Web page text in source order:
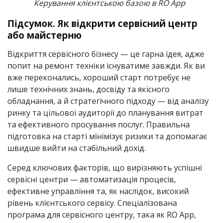
Керування клієнтською базою в RO App
Підсумок. Як відкрити сервісний центр
або майстерню
Відкриття сервісного бізнесу — це гарна ідея, адже
попит на ремонт техніки існуватиме завжди. Як ви
вже переконались, хороший старт потребує не
лише технічних знань, досвіду та якісного
обладнання, а й стратегічного підходу — від аналізу
ринку та цільової аудиторії до планування витрат
та ефективного просування послуг. Правильна
підготовка на старті мінімізує ризики та допомагає
швидше вийти на стабільний дохід.
Серед ключових факторів, що вирізняють успішні
сервісні центри — автоматизація процесів,
ефективне управління та, як наслідок, високий
рівень клієнтського сервісу. Спеціалізована
програма для сервісного центру, така як RO App,